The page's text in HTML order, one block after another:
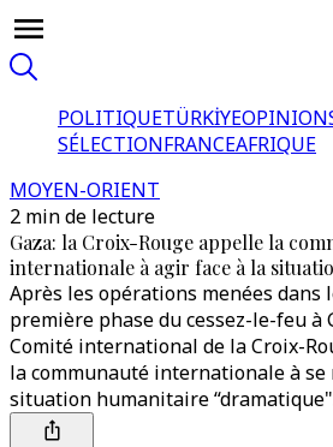
POLITIQUETÜRKİYE
SÉLECTIONFRANCEAFRIQUE
MOYEN-ORIENT
2 min de lecture
Gaza: la Croix-Rouge appelle la
internationale à agir face à la
Après les opérations menées dans
première phase du cessez-le-feu à
Comité international de la Croix-
la communauté internationale à
situation humanitaire